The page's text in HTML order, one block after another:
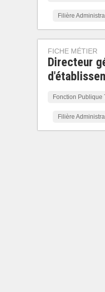
Filière
FICHE MÉTIER
Directeur
Fonction Publique
Filière